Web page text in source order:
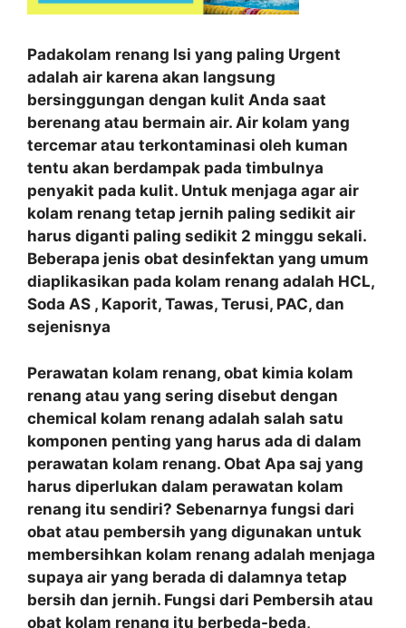
Padakolam renang Isi yang paling Urgent
adalah air karena akan langsung
bersinggungan dengan kulit Anda saat
berenang atau bermain air. Air kolam yang
tercemar atau terkontaminasi oleh kuman
tentu akan berdampak pada timbulnya
penyakit pada kulit. Untuk menjaga agar air
kolam renang tetap jernih paling sedikit air
harus diganti paling sedikit 2 minggu sekali.
Beberapa jenis obat desinfektan yang umum
diaplikasikan pada kolam renang adalah HCL,
Soda AS , Kaporit, Tawas, Terusi, PAC, dan
sejenisnya
Perawatan kolam renang, obat kimia kolam
renang atau yang sering disebut dengan
chemical kolam renang adalah salah satu
komponen penting yang harus ada di dalam
perawatan kolam renang. Obat Apa saj yang
harus diperlukan dalam perawatan kolam
renang itu sendiri? Sebenarnya fungsi dari
obat atau pembersih yang digunakan untuk
membersihkan kolam renang adalah menjaga
supaya air yang berada di dalamnya tetap
bersih dan jernih. Fungsi dari Pembersih atau
obat kolam renang itu berbeda-beda,